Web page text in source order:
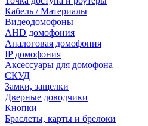
Кабель / Материалы
Видеодомофоны
AHD домофония
Аналоговая домофония
IP домофония
Аксессуары для домофона
СКУД
Замки, защелки
Дверные доводчики
Кнопки
Браслеты, карты и брелоки